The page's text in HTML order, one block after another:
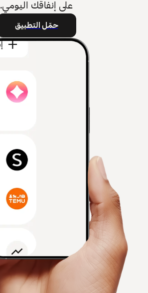
على إنفاقك اليومي.
حمّل التطبيق